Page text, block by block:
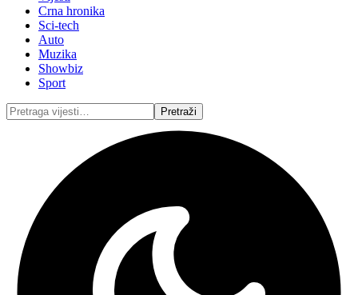
Crna hronika
Sci-tech
Auto
Muzika
Showbiz
Sport